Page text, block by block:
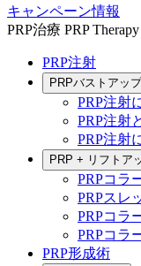
キャンペーン情報
PRP治療 PRP Therapy
PRP注射
PRPバストアッ
PRP注射
PRP注射
PRP注射
PRP + リフトア
PRPコラ
PRPスレ
PRPコラ
PRPコラ
PRP形成術